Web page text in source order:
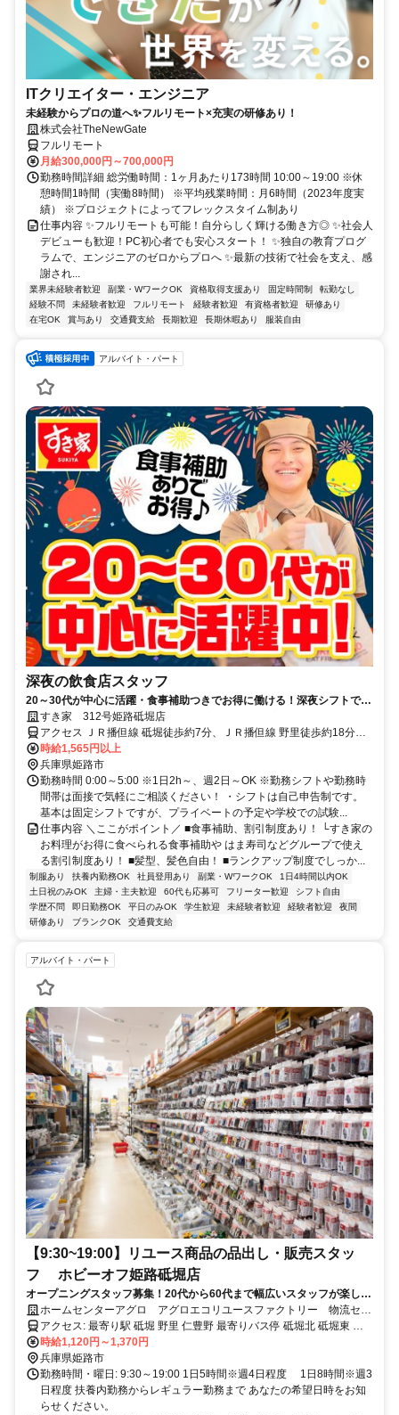
ITクリエイター・エンジニア
未経験からプロの道へ✨フルリモート×充実の研修あり！
株式会社TheNewGate
フルリモート
月給300,000円～700,000円
勤務時間詳細 総労働時間：1ヶ月あたり173時間 10:00～19:00 ※休
憩時間1時間（実働8時間） ※平均残業時間：月6時間（2023年度実
績） ※プロジェクトによってフレックスタイム制あり
仕事内容 ✨フルリモートも可能！自分らしく輝ける働き方◎ ✨社会人
デビューも歓迎！PC初心者でも安心スタート！ ✨独自の教育プログ
ラムで、エンジニアのゼロからプロへ ✨最新の技術で社会を支え、感
謝され...
業界未経験者歓迎 副業・WワークOK 資格取得支援あり 固定時間制
転勤なし
経験不問
未経験者歓迎 フルリモート 経験者歓迎 有資格者歓迎
研修あり
在宅OK
賞与あり 交通費支給 長期歓迎 長期休暇あり 服装自由
アルバイト・パート
深夜の飲食店スタッフ
20～30代が中心に活躍・食事補助つきでお得に働ける！深夜シフトで稼
ぎませんか◎
すき家 312号姫路砥堀店
アクセス ＪＲ播但線 砥堀徒歩約7分、ＪＲ播但線 野里徒歩約18分、
ＪＲ播但線 仁豊野徒歩約34分 砥堀駅徒歩8分
時給1,565円以上
兵庫県姫路市
勤務時間 0:00～5:00 ※1日2h～、週2日～OK ※勤務シフトや勤務時
間帯は面接で気軽にご相談ください！ ・シフトは自己申告制です。
基本は固定シフトですが、プライベートの予定や学校での試験...
仕事内容 ＼ここがポイント／ ■食事補助、割引制度あり！ └すき家の
お料理がお得に食べられる食事補助や はま寿司などグループで使え
る割引制度あり！ ■髪型、髪色自由！ ■ランクアップ制度でしっか...
制服あり 扶養内勤務OK 社員登用あり 副業・WワークOK
1日4時間以内OK
土日祝のみOK
主婦・主夫歓迎 60代も応募可 フリーター歓迎
シフト自由
学歴不問
即日勤務OK 平日のみOK 学生歓迎 未経験者歓迎 経験者歓迎
夜間
研修あり
ブランクOK 交通費支給
アルバイト・パート
【9:30~19:00】リユース商品の品出し・販売スタッ
フ ホビーオフ姫路砥堀店
オープニングスタッフ募集！20代から60代まで幅広いスタッフが楽しみ
ながら活躍中です！
ホームセンターアグロ アグロエコリユースファクトリー 物流セン
ター
アクセス: 最寄り駅 砥堀 野里 仁豊野 最寄りバス停 砥堀北 砥堀東 砥
堀駅前
時給1,120円～1,370円
兵庫県姫路市
勤務時間・曜日: 9:30～19:00 1日5時間※週4日程度 1日8時間※週3
日程度 扶養内勤務からレギュラー勤務まで あなたの希望日時をお知
らせください。